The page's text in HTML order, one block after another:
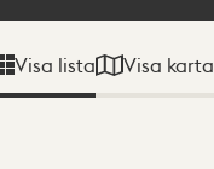
Visa lista Visa karta